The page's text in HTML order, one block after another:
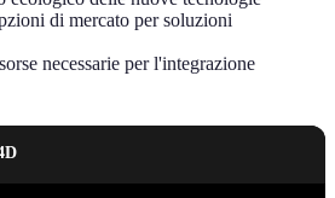
di mercato per soluzioni
necessarie per l'integrazione